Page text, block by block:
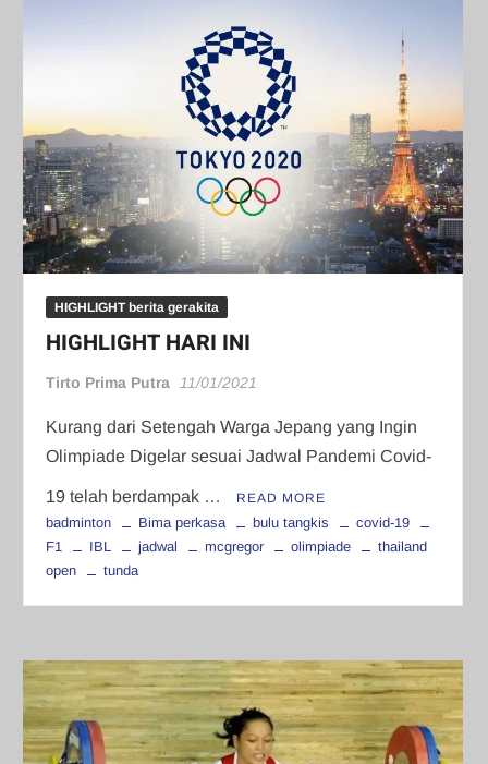
HIGHLIGHT berita gerakita
HIGHLIGHT HARI INI
Tirto Prima Putra 11/01/2021
Kurang dari Setengah Warga Jepang yang Ingin
Olimpiade Digelar sesuai Jadwal Pandemi Covid-
19 telah berdampak … READ MORE
badminton Bima perkasa bulu tangkis
covid-19
F1
IBL jadwal mcgregor olimpiade
thailand
open
tunda